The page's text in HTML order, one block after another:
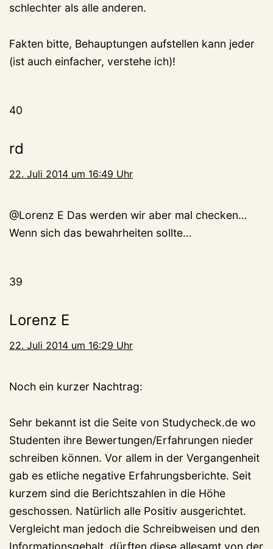
schlechter als alle anderen.
Fakten bitte, Behauptungen aufstellen kann jeder
(ist auch einfacher, verstehe ich)!
40
rd
22. Juli 2014 um 16:49 Uhr
@Lorenz E Das werden wir aber mal checken…
Wenn sich das bewahrheiten sollte…
39
Lorenz E
22. Juli 2014 um 16:29 Uhr
Noch ein kurzer Nachtrag:
Sehr bekannt ist die Seite von Studycheck.de wo
Studenten ihre Bewertungen/Erfahrungen nieder
schreiben können. Vor allem in der Vergangenheit
gab es etliche negative Erfahrungsberichte. Seit
kurzem sind die Berichtszahlen in die Höhe
geschossen. Natürlich alle Positiv ausgerichtet.
Vergleicht man jedoch die Schreibweisen und den
Informationsgehalt, dürften diese allesamt von der